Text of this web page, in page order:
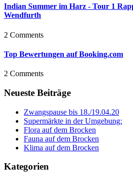
Indian Summer im Harz - Tour 1
Wendfurth
2 Comments
Top Bewertungen auf Booking.com
2 Comments
Neueste Beiträge
Zwangspause bis 18./19.04.20
Supermärkte in der Umgebung:
Flora auf dem Brocken
Fauna auf dem Brocken
Klima auf dem Brocken
Kategorien